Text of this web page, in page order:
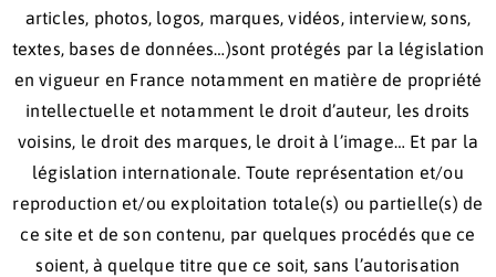
articles, photos, logos, marques, vidéos, interview, sons,
textes, bases de données…)sont protégés par la législation
en vigueur en France notamment en matière de propriété
intellectuelle et notamment le droit d’auteur, les droits
voisins, le droit des marques, le droit à l’image… Et par la
législation internationale. Toute représentation et/ou
reproduction et/ou exploitation totale(s) ou partielle(s) de
ce site et de son contenu, par quelques procédés que ce
soient, à quelque titre que ce soit, sans l’autorisation